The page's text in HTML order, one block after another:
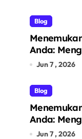
Blog
Anda:
GOJun 7 , 2026
Blog
Anda:
Pusat
Jun 7 , 2026